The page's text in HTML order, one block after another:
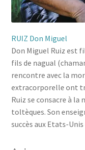
RUIZ Don Miguel
Don Miguel Ruiz est
fils de nagual
rencontre avec la
extracorporelle ont
Ruiz se consacre à la
toltèques. Son
succès aux Etats-